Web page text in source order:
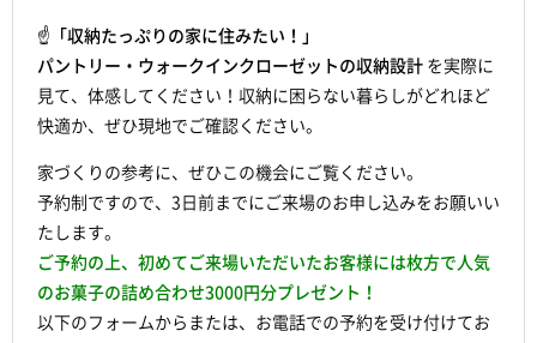
☝ 「収納たっぷりの家に住みたい！」
パントリー・ウォークインクローゼットの収納設計 を実際に
見て、体感してください！収納に困らない暮らしがどれほど
快適か、ぜひ現地でご確認ください。
家づくりの参考に、ぜひこの機会にご覧ください。
予約制ですので、3日前までにご来場のお申し込みをお願いい
たします。
ご予約の上、初めてご来場いただいたお客様には枚方で人気
のお菓子の詰め合わせ3000円分プレゼント！
以下のフォームからまたは、お電話での予約を受け付けてお